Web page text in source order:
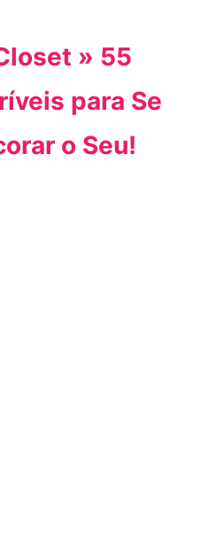
» 55
para Se
o Seu!